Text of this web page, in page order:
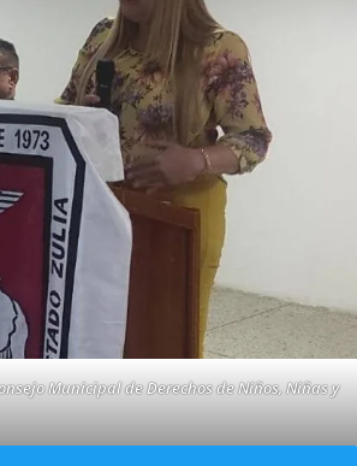
Municipal de Derechos de Niños, Niñas y